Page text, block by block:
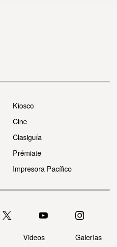
Kiosco
Cine
Clasiguía
Prémiate
Impresora Pacífico
Videos Galerías